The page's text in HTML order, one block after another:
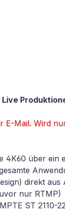
Mail. Wird
4K60 über ein
direkt
nur RTMP)
ST 2110-